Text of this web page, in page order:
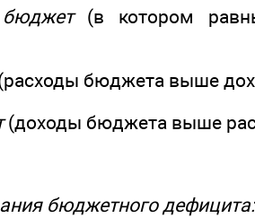
(в котором
бюджета выше
(доходы бюджета выше
бюджетного дефицита: